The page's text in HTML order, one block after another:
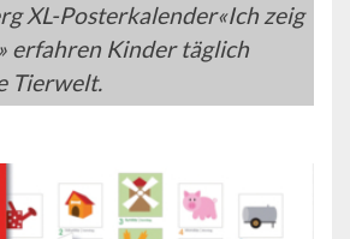
XL-Posterkalender«Ich zeig
erfahren Kinder täglich
Tierwelt.